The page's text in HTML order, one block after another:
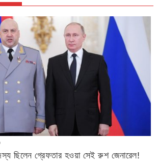
ছিলেন গ্রেফতার হওয়া সেই রুশ জেনারেল!